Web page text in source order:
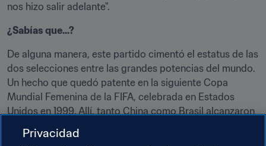
nos hizo salir adelante".
¿Sabías que...?
De alguna manera, este partido cimentó el estatus de las
dos selecciones entre las grandes potencias del mundo.
Un hecho que quedó patente en la siguiente Copa
Mundial Femenina de la FIFA, celebrada en Estados
Unidos en 1999. Allí, tanto China como Brasil alcanzaron
manos de Estados Unidos. Las asiáticas, entretanto,
Privacidad